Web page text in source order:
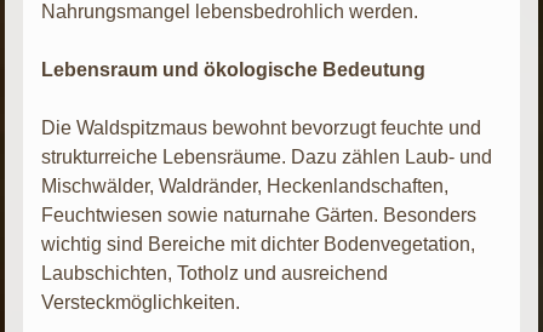
Nahrungsmangel lebensbedrohlich werden.
Lebensraum und ökologische Bedeutung
Die Waldspitzmaus bewohnt bevorzugt feuchte und
strukturreiche Lebensräume. Dazu zählen Laub- und
Mischwälder, Waldränder, Heckenlandschaften,
Feuchtwiesen sowie naturnahe Gärten. Besonders
wichtig sind Bereiche mit dichter Bodenvegetation,
Laubschichten, Totholz und ausreichend
Versteckmöglichkeiten.